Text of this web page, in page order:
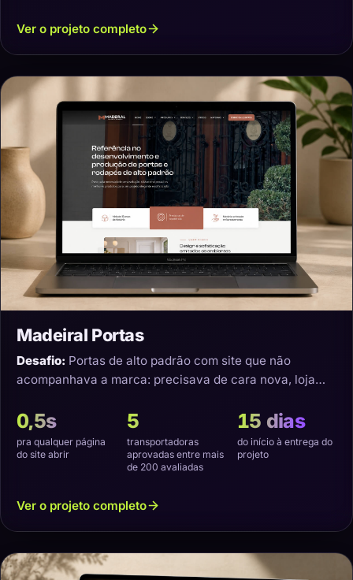
Ver o projeto completo
Madeiral Portas
Desafio: Portas de alto padrão com site que não
acompanhava a marca: precisava de cara nova, loja
0,5s
pra qualquer página
do site abrir
5
transportadoras
aprovadas entre mais
de 200 avaliadas
15 dias
do início à entrega do
projeto
Ver o projeto completo